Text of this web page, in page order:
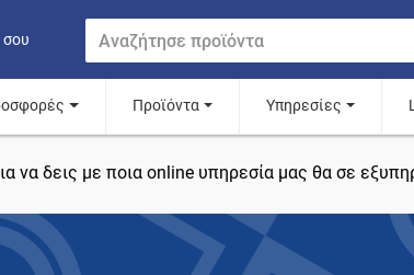
σου
Προϊόντα Υπηρεσίες
να δεις με ποια online υπηρεσία μας θα σε